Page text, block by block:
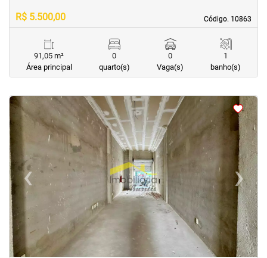
Código. 10863
Código. 10863
R$ 5.500,00
91,05 m²
Área principal
0
quarto(s)
0
Vaga(s)
1
banho(s)
<<
‹Previous ›
Next